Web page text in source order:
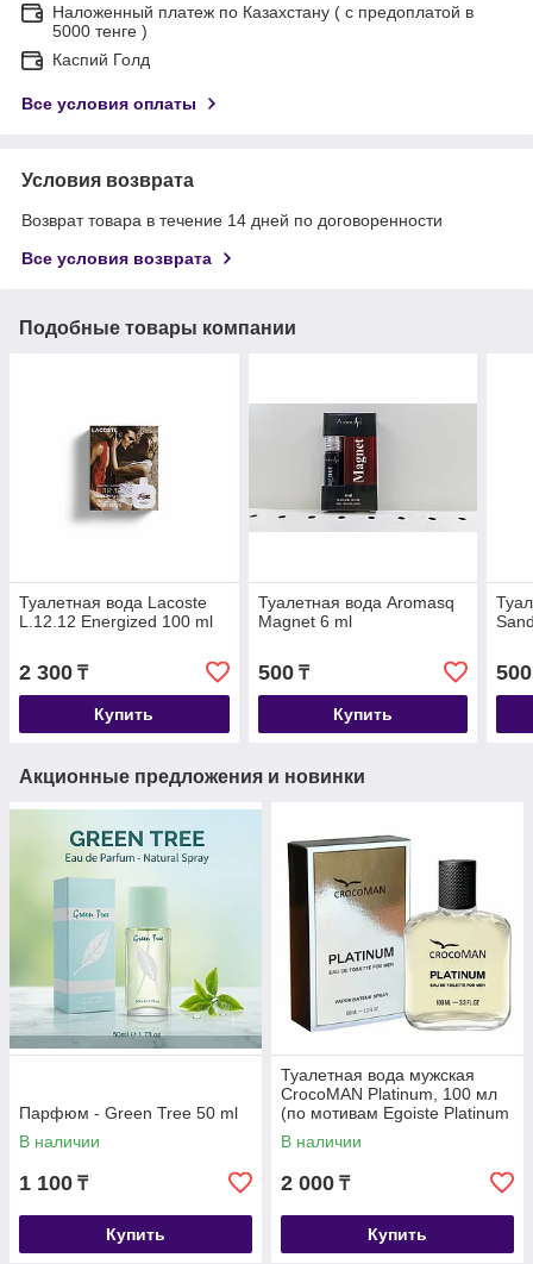
Наложенный платеж по Казахстану ( с предоплатой в
5000 тенге )
Каспий Голд
Все условия оплаты
Условия возврата
Возврат товара в течение 14 дней по договоренности
Все условия возврата
Подобные товары компании
Туалетная вода Lacoste
L.12.12 Energized 100 ml
2 300 ₸
Купить
Туалетная вода Aromasq
Magnet 6 ml
500₸
Купить
500
Акционные предложения и новинки
Парфюм - Green Tree 50 ml
В наличии
1 100 ₸
Купить
Туалетная вода мужская
CrocoMAN Platinum, 100 мл
(по мотивам Egoiste Platinum
(Chanel)
В наличии
2 000 ₸
Купить